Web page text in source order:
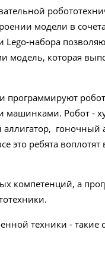
модели в
набора
модель, которая
программируют
Робот -
гоночный
это ребята
компетенций, а
техники -